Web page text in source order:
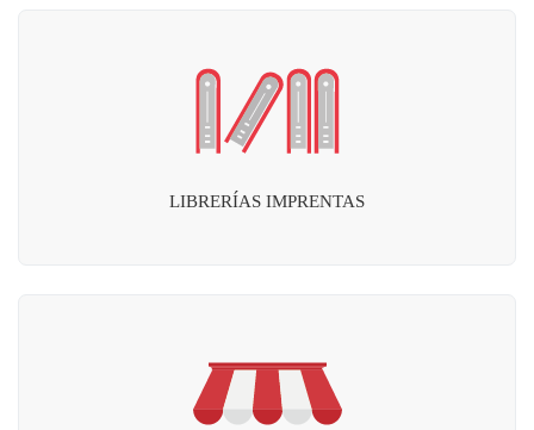
LIBRERÍAS IMPRENTAS